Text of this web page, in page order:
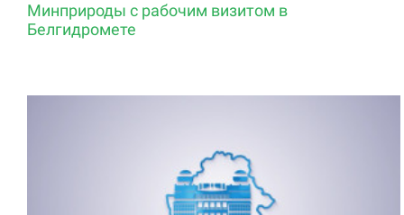
Минприроды с рабочим визитом в
Белгидромете